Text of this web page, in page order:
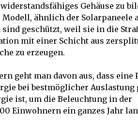
Gehäuse zu
ähnlich der Solarpaneele
geschützt, weil sie in die
mit einer Schicht aus
zu erzeugen.
geht man davon aus, dass eine
bei bestmöglicher Auslastung
ist, um die Beleuchtung in der
Einwohnern ein ganzes Jahr